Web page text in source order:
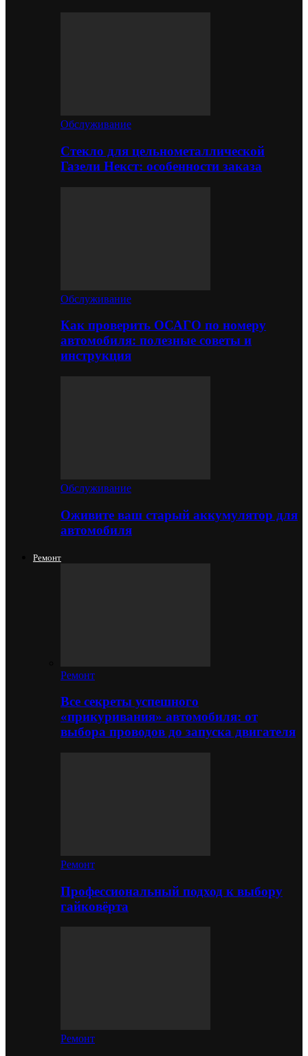
Обслуживание
Стекло для цельнометаллической
Газели Некст: особенности заказа
Обслуживание
Как проверить ОСАГО по номеру
автомобиля: полезные советы и
инструкция
Обслуживание
Оживите ваш старый аккумулятор для
автомобиля
Ремонт
Ремонт
Все секреты успешного
«прикуривания» автомобиля: от
выбора проводов до запуска двигателя
Ремонт
Профессиональный подход к выбору
гайковёрта
Ремонт